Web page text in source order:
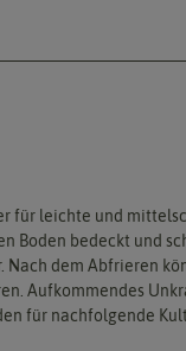
leichte und
Boden bedeckt und
dem Abfrieren
Aufkommendes
für nachfolgende